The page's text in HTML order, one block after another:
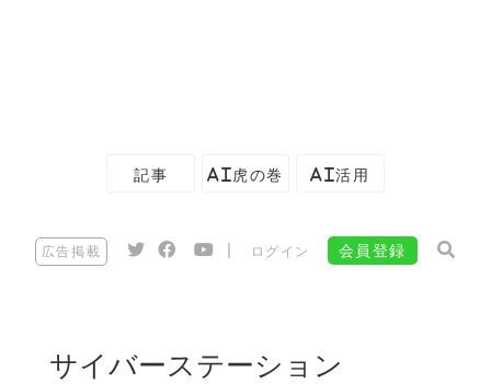
記事 AI虎の巻 AI活用
広告掲載 ログイン 会員登録
サイバーステーション